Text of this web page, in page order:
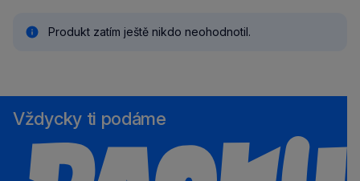
Produkt zatím ještě nikdo neohodnotil.
Vždycky ti podáme